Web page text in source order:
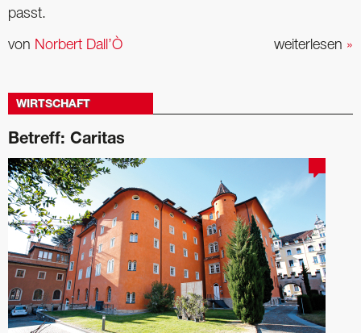
passt.
weiterlesen »
von Norbert Dall’Ò
WIRTSCHAFT
Betreff: Caritas